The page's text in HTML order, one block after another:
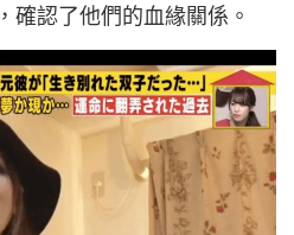
確認了他們的血緣關係。